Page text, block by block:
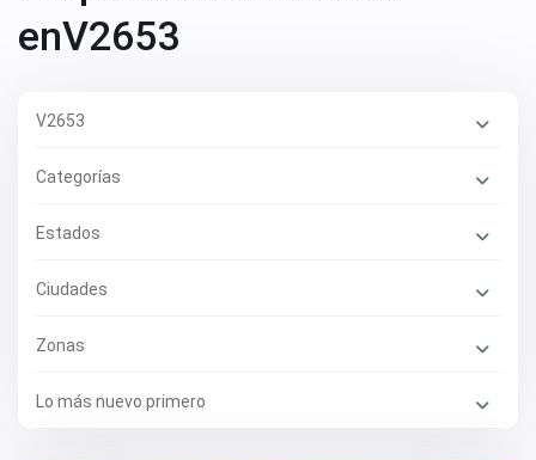
enV2653
V2653
Categorías
Estados
Ciudades
Zonas
Lo más nuevo primero